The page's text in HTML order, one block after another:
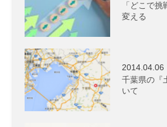
「どこで
変える
2014.04.06
千葉県の『
いて